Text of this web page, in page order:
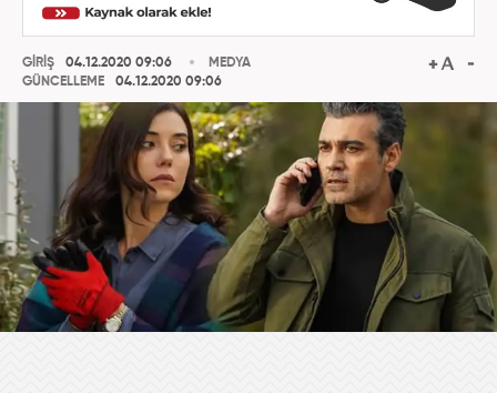
GİRİŞ
04.12.2020 09:06
GÜNCELLEME
04.12.2020 09:06
MEDYA